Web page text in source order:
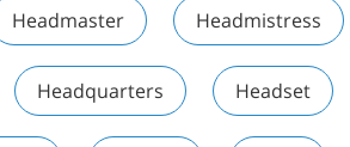
Headmaster Headmistress
Headquarters Headset